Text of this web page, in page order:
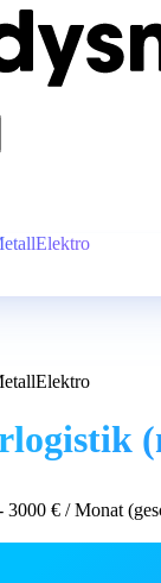
3000 € / Monat